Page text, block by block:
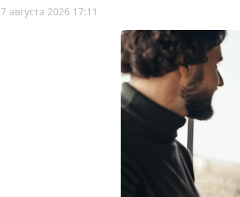
7 августа 2026 17:11